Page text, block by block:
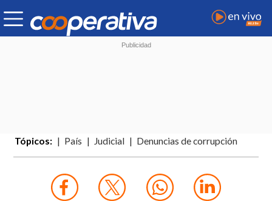
Tópicos: País Judicial Denuncias de corrupción